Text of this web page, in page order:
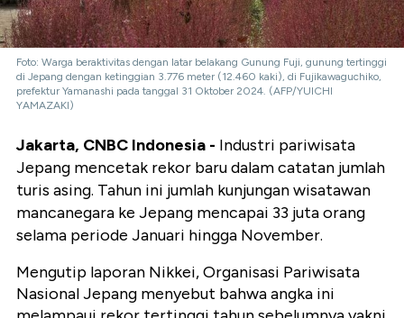
Foto: Warga beraktivitas dengan latar belakang Gunung Fuji, gunung tertinggi
di Jepang dengan ketinggian 3.776 meter (12.460 kaki), di Fujikawaguchiko,
prefektur Yamanashi pada tanggal 31 Oktober 2024. (AFP/YUICHI
YAMAZAKI)
Jakarta, CNBC Indonesia - Industri pariwisata
Jepang mencetak rekor baru dalam catatan jumlah
turis asing. Tahun ini jumlah kunjungan wisatawan
mancanegara ke Jepang mencapai 33 juta orang
selama periode Januari hingga November.
Mengutip laporan Nikkei, Organisasi Pariwisata
Nasional Jepang menyebut bahwa angka ini